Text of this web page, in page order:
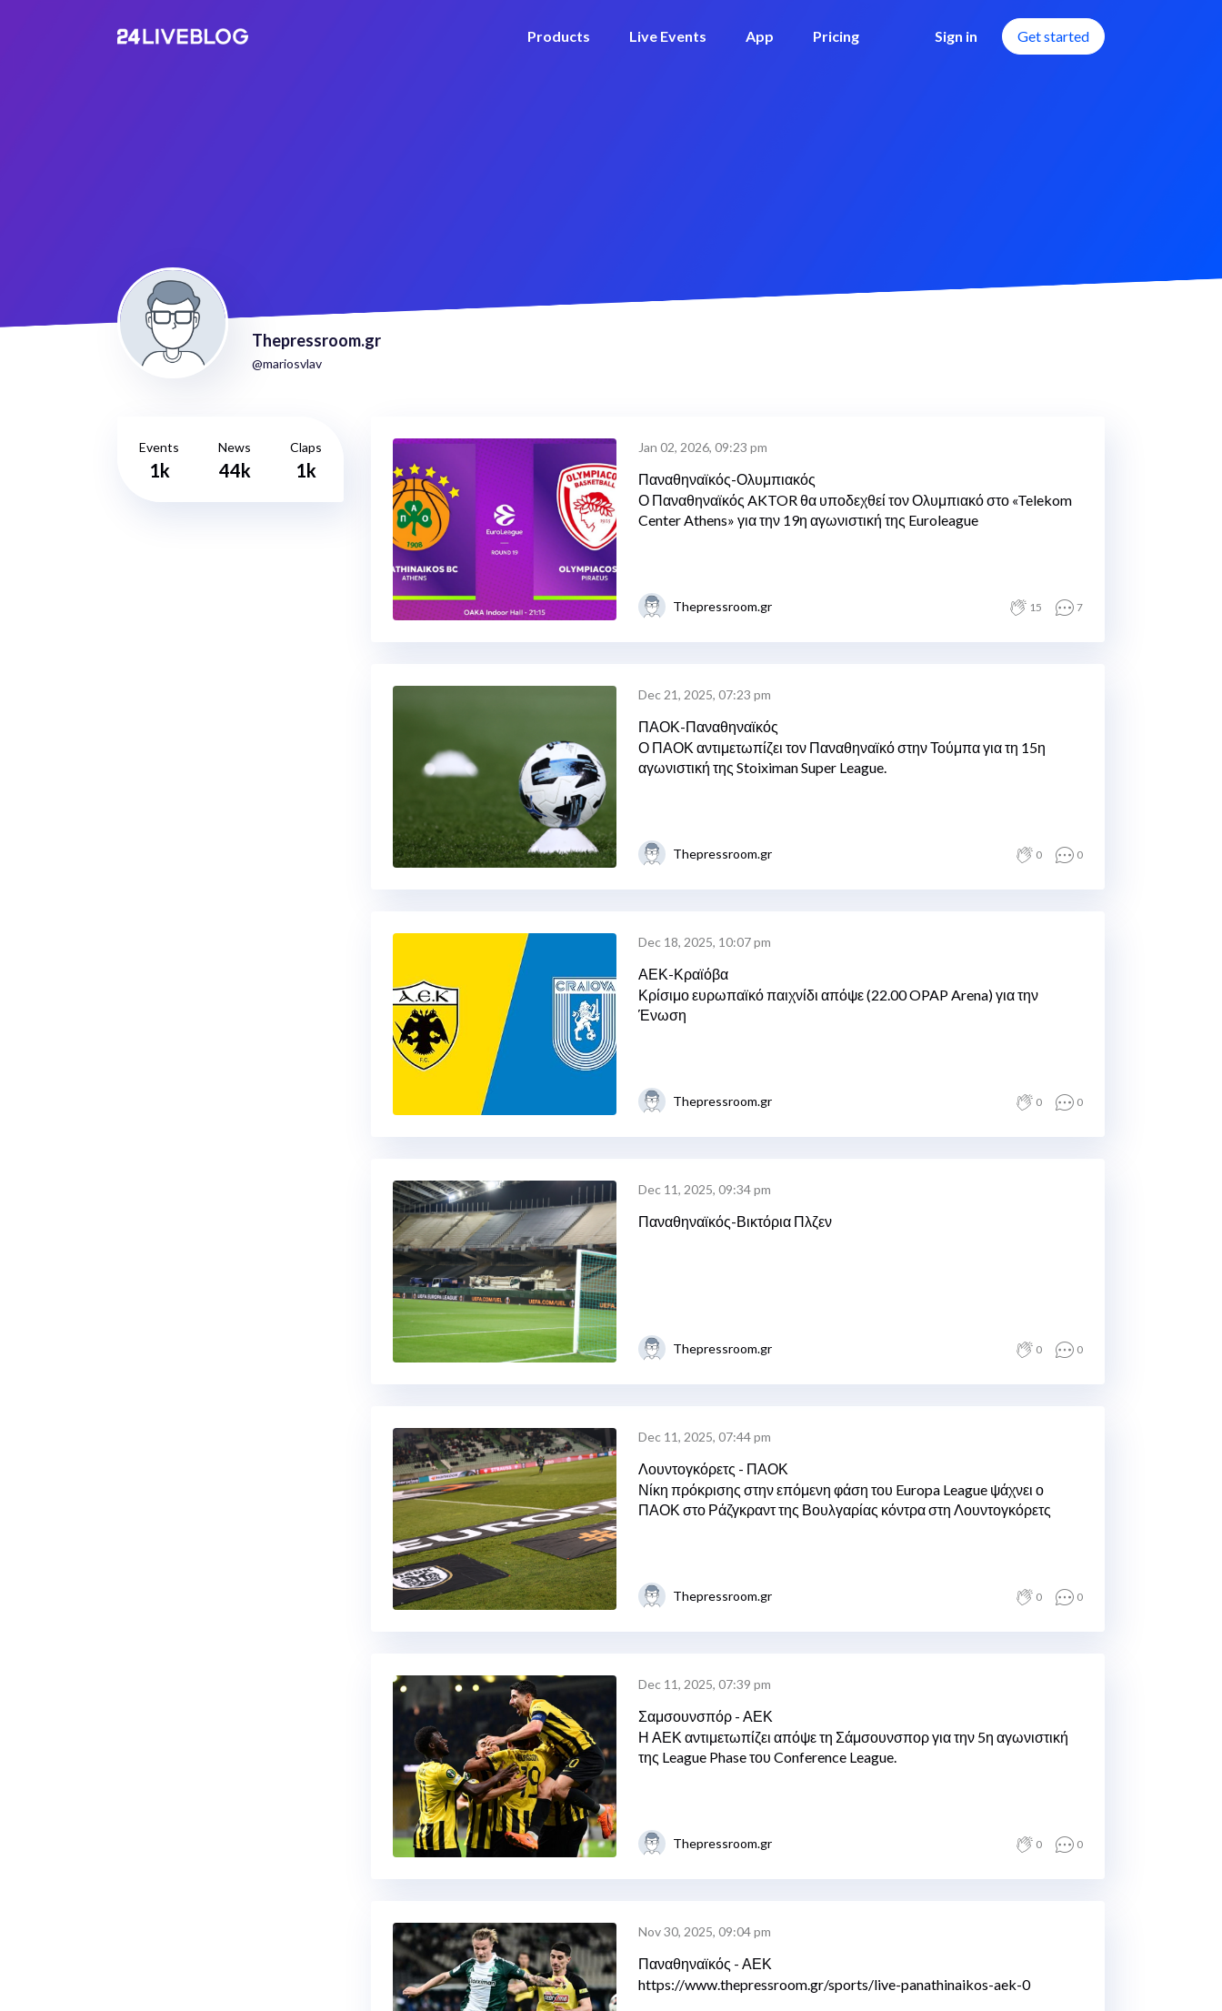
Products Live Events App Pricing Sign in Get started
Thepressroom.gr
@mariosvlav
Events
1k
News
44k
Claps
1k
Jan 02, 2026, 09:23 pm
Παναθηναϊκός-Ολυμπιακός
Ο Παναθηναϊκός AKTOR θα υποδεχθεί τον Ολυμπιακό στο «Telekom
Center Athens» για την 19η αγωνιστική της Euroleague
Thepressroom.gr 15 7
Dec 21, 2025, 07:23 pm
ΠΑΟΚ-Παναθηναϊκός
Ο ΠΑΟΚ αντιμετωπίζει τον Παναθηναϊκό στην Τούμπα για τη 15η
αγωνιστική της Stoiximan Super League.
Thepressroom.gr 0 0
Dec 18, 2025, 10:07 pm
ΑΕΚ-Κραϊόβα
Κρίσιμο ευρωπαϊκό παιχνίδι απόψε (22.00 OPAP Arena) για την
Ένωση
Thepressroom.gr 0 0
Dec 11, 2025, 09:34 pm
Παναθηναϊκός-Βικτόρια Πλζεν
Thepressroom.gr 0 0
Dec 11, 2025, 07:44 pm
Λουντογκόρετς - ΠΑΟΚ
Νίκη πρόκρισης στην επόμενη φάση του Europa League ψάχνει ο
ΠΑΟΚ στο Ράζγκραντ της Βουλγαρίας κόντρα στη Λουντογκόρετς
Thepressroom.gr 0 0
Dec 11, 2025, 07:39 pm
Σαμσουνσπόρ - ΑΕΚ
Η ΑΕΚ αντιμετωπίζει απόψε τη Σάμσουνσπορ για την 5η αγωνιστική
της League Phase του Conference League.
Thepressroom.gr 0 0
Nov 30, 2025, 09:04 pm
Παναθηναϊκός - ΑΕΚ
https://www.thepressroom.gr/sports/live-panathinaikos-aek-0